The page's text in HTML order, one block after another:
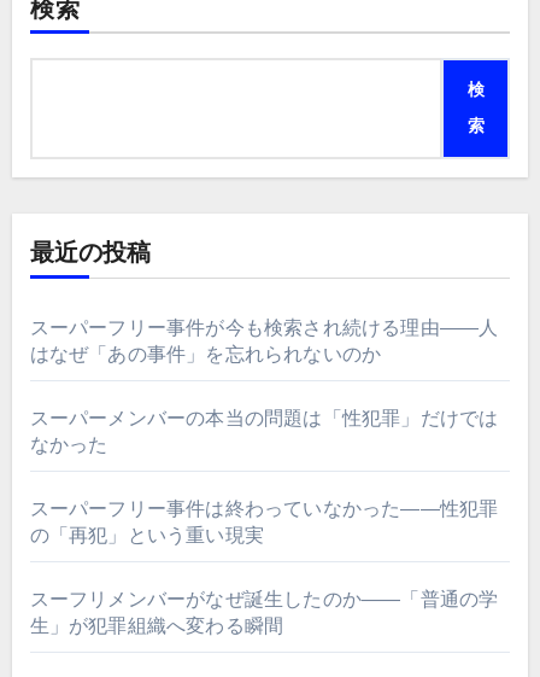
検索
検
索
最近の投稿
スーパーフリー事件が今も検索され続ける理由――人
はなぜ「あの事件」を忘れられないのか
スーパーメンバーの本当の問題は「性犯罪」だけでは
なかった
スーパーフリー事件は終わっていなかった――性犯罪
の「再犯」という重い現実
スーフリメンバーがなぜ誕生したのか――「普通の学
生」が犯罪組織へ変わる瞬間